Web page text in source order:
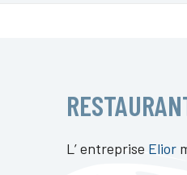
L’ entreprise Elior